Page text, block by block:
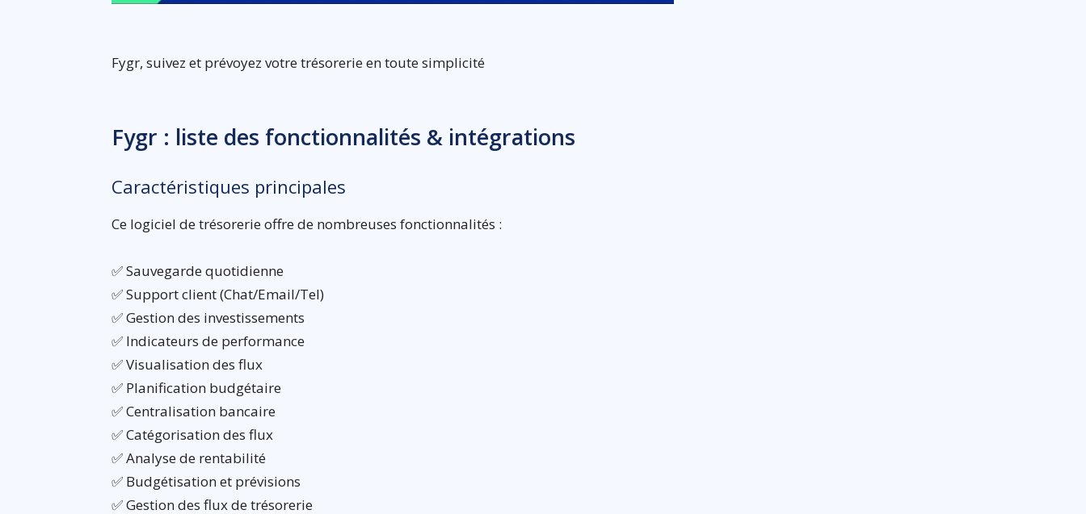
Fygr, suivez et prévoyez votre trésorerie en toute simplicité
Fygr : liste des fonctionnalités & intégrations
Caractéristiques principales
Ce logiciel de trésorerie offre de nombreuses fonctionnalités :
✅ Sauvegarde quotidienne
✅ Support client (Chat/Email/Tel)
✅ Gestion des investissements
✅ Indicateurs de performance
✅ Visualisation des flux
✅ Planification budgétaire
✅ Centralisation bancaire
✅ Catégorisation des flux
✅ Analyse de rentabilité
✅ Budgétisation et prévisions
✅ Gestion des flux de trésorerie